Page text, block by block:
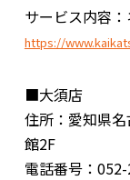
サービス内容
https://
■大須店
住所：愛知県
館2F
電話番号：